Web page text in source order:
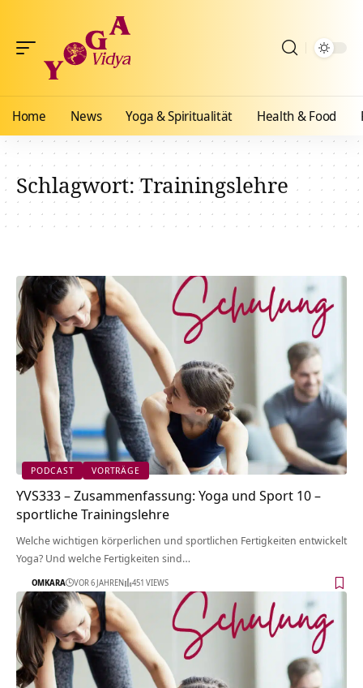
Home News Yoga & Spiritualität Health & Food
Schlagwort:Trainingslehre
PODCAST VORTRÄGE
YVS333 – Zusammenfassung: Yoga und Sport 10 –
sportliche Trainingslehre
Welche wichtigen körperlichen und sportlichen Fertigkeiten entwickelt
Yoga? Und welche Fertigkeiten sind…
OMKARA VOR 6 JAHREN 451 VIEWS